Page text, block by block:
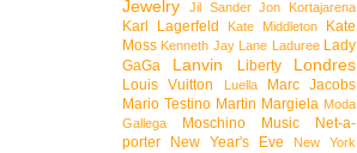
Jewelry Jil Sander Jon Kortajarena
Karl Lagerfeld Kate Middleton
Kate
Moss Kenneth Jay Lane Laduree Lady
GaGa
Lanvin Liberty Londres
Louis Vuitton Luella
Marc Jacobs
Mario Testino Martin Margiela Moda
Gallega
Moschino Music
Net-a-
porter
New Year's Eve
New York